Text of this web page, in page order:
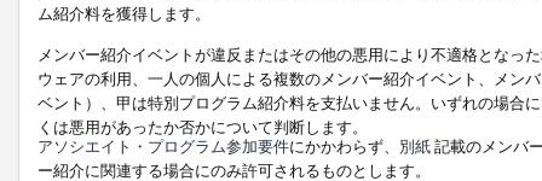
ム紹介料を獲得します。
メンバー紹介イベントが違反またはその他の悪用により不適格となっ
ウェアの利用、一人の個人による複数のメンバー紹介イベント、メン
ベント）、甲は特別プログラム紹介料を支払いません。いずれの場合
くは悪用があったか否かについて判断します。
アソシエイト・プログラム参加要件にかかわらず、 別紙記載のメンバ
ー紹介に関連する場合にのみ許可されるものとします。